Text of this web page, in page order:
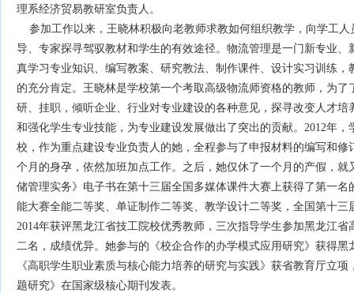
理系经济贸易教研室负责人。
参加工作以来，王晓林积极向老教师求教如何组织教学，向学工人
导、专家探寻驾驭教材和学生的有效途径。物流管理是一门新专业
真学习专业知识、编写教案、研究教法、制作课件、设计实习训练
的充分肯定。王晓林是学校第一个考取高级物流师资格的教师，为
研、挂职，倾听企业、行业对专业建设的各种意见，探寻改变人才
和强化学生专业技能，为专业建设发展做出了突出的贡献。2012年
校，作为重点建设专业负责人的她，全程参与了申报材料的编写和
个月的身孕，依然加班加点工作。之后，她仅休了一个月的产假，
储管理实务》电子书在第十三届全国多媒体课件大赛上获得了第一名
能大赛全能二等奖、单证制作二等奖、教学设计二等奖，全国第十
2014年获评黑龙江省技工院校优秀教师，三次指导学生参加黑龙江
二名，成绩优异。她参与的《校企合作的办学模式应用研究》获得
《高职学生职业素质与核心能力培养的研究与实践》获省教育厅立
题研究》在国家级核心期刊发表。